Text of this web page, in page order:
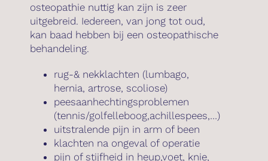
osteopathie nuttig kan zijn is zeer
uitgebreid. Iedereen, van jong tot oud,
kan baad hebben bij een osteopathische
behandeling.
rug-& nekklachten (lumbago,
hernia, artrose, scoliose)
peesaanhechtingsproblemen
(tennis/golfelleboog,achillespees,…)
uitstralende pijn in arm of been
klachten na ongeval of operatie
pijn of stijfheid in heup,voet, knie,